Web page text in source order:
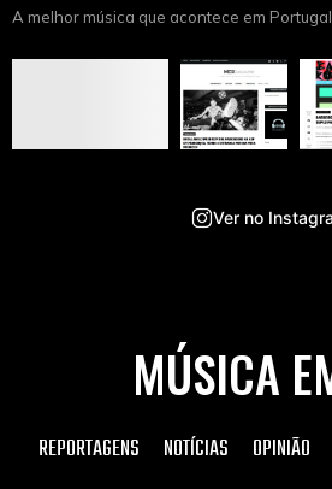
A melhor música que acontece em Portugal
Ver no
MÚSICA
REPORTAGENS NOTÍCIAS OPINIÃO